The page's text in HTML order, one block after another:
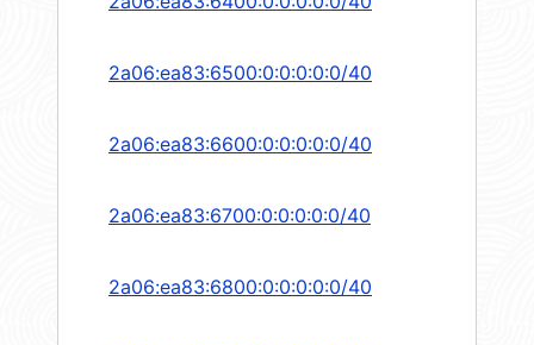
2a06:ea83:6500:0:0:0:0:0/40
2a06:ea83:6600:0:0:0:0:0/40
2a06:ea83:6700:0:0:0:0:0/40
2a06:ea83:6800:0:0:0:0:0/40